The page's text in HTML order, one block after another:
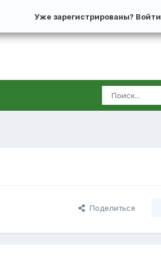
Уже зарегистрированы? Войти
Поделиться